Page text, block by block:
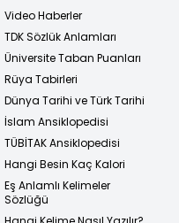
Video Haberler
TDK Sözlük Anlamları
Üniversite Taban Puanları
Rüya Tabirleri
Dünya Tarihi ve Türk Tarihi
İslam Ansiklopedisi
TÜBİTAK Ansiklopedisi
Hangi Besin Kaç Kalori
Eş Anlamlı Kelimeler
Sözlüğü